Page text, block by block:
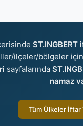
ilçeler/bölgeler
sayfalarında
namaz
Tüm Ülkeler İftar